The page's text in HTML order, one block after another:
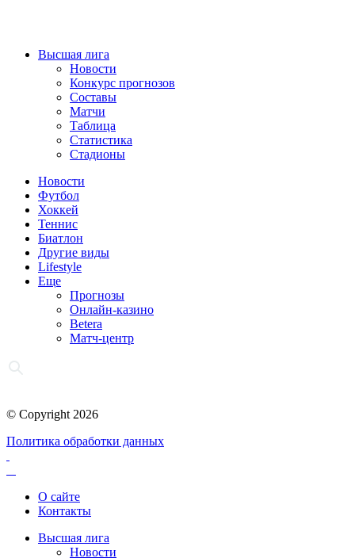
Высшая лига
Новости
Конкурс прогнозов
Составы
Матчи
Таблица
Статистика
Стадионы
Новости
Футбол
Хоккей
Теннис
Биатлон
Другие виды
Lifestyle
Еще
Прогнозы
Онлайн-казино
Betera
Матч-центр
© Copyright 2026
Политика обработки данных
О сайте
Контакты
Высшая лига
Новости